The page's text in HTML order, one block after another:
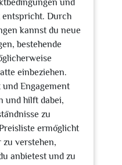
und
entspricht. Durch
kannst du neue
bestehende
einbeziehen.
Engagement
und hilft dabei,
zu
ermöglicht
verstehen,
anbietest und zu